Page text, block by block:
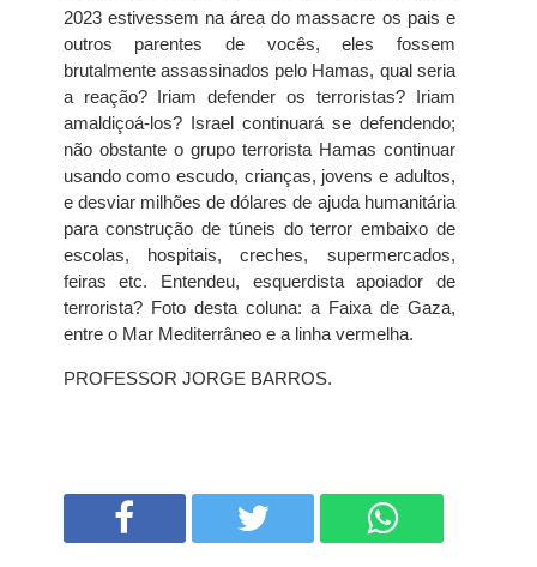
2023 estivessem na área do massacre os pais e
outros parentes de vocês, eles fossem
brutalmente assassinados pelo Hamas, qual seria
a reação? Iriam defender os terroristas? Iriam
amaldiçoá-los? Israel continuará se defendendo;
não obstante o grupo terrorista Hamas continuar
usando como escudo, crianças, jovens e adultos,
e desviar milhões de dólares de ajuda humanitária
para construção de túneis do terror embaixo de
escolas, hospitais, creches, supermercados,
feiras etc. Entendeu, esquerdista apoiador de
terrorista? Foto desta coluna: a Faixa de Gaza,
entre o Mar Mediterrâneo e a linha vermelha.
PROFESSOR JORGE BARROS.